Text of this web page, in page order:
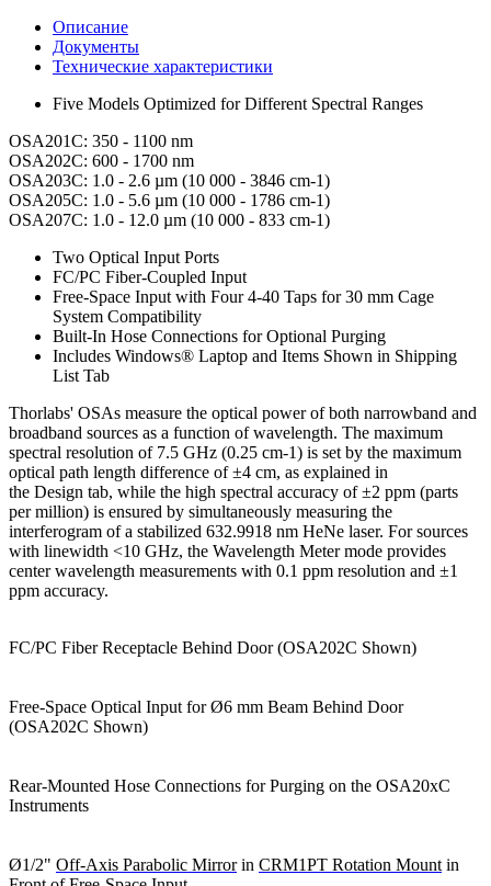
Описание
Документы
Технические характеристики
Five Models Optimized for Different Spectral Ranges
OSA201C: 350 - 1100 nm
OSA202C: 600 - 1700 nm
OSA203C: 1.0 - 2.6 µm (10 000 - 3846 cm-1)
OSA205C: 1.0 - 5.6 µm (10 000 - 1786 cm-1)
OSA207C: 1.0 - 12.0 µm (10 000 - 833 cm-1)
Two Optical Input Ports
FC/PC Fiber-Coupled Input
Free-Space Input with Four 4-40 Taps for 30 mm Cage
System Compatibility
Built-In Hose Connections for Optional Purging
Includes Windows® Laptop and Items Shown in Shipping
List Tab
Thorlabs' OSAs measure the optical power of both narrowband and
broadband sources as a function of wavelength. The maximum
spectral resolution of 7.5 GHz (0.25 cm-1) is set by the maximum
optical path length difference of ±4 cm, as explained in
the Design tab, while the high spectral accuracy of ±2 ppm (parts
per million) is ensured by simultaneously measuring the
interferogram of a stabilized 632.9918 nm HeNe laser. For sources
with linewidth <10 GHz, the Wavelength Meter mode provides
center wavelength measurements with 0.1 ppm resolution and ±1
ppm accuracy.
FC/PC Fiber Receptacle Behind Door (OSA202C Shown)
Free-Space Optical Input for Ø6 mm Beam Behind Door
(OSA202C Shown)
Rear-Mounted Hose Connections for Purging on the OSA20xC
Instruments
Ø1/2" Off-Axis Parabolic Mirrorin CRM1PT Rotation Mount in